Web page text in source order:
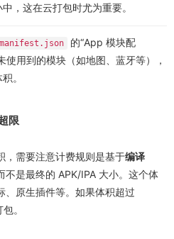
，这在云打包时尤为重要。
manifest.json
的“App 模块配
使用到的模块（如地图、蓝牙等），
。
限
，需要注意计费规则是基于编译
不是最终的 APK/IPA 大小。这个体
、原生插件等。如果体积超过
。